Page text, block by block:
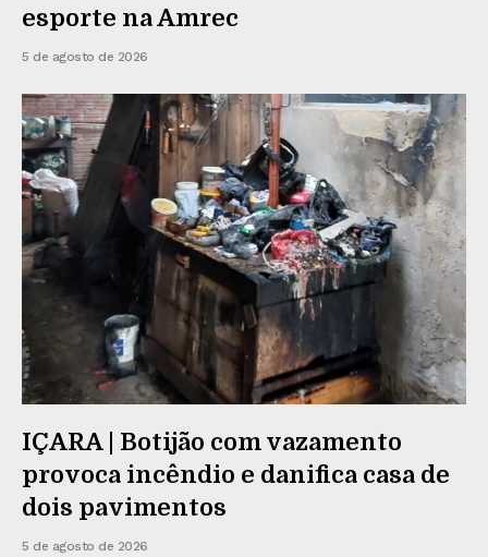
esporte na Amrec
5 de agosto de 2026
IÇARA | Botijão com vazamento
provoca incêndio e danifica casa de
dois pavimentos
5 de agosto de 2026